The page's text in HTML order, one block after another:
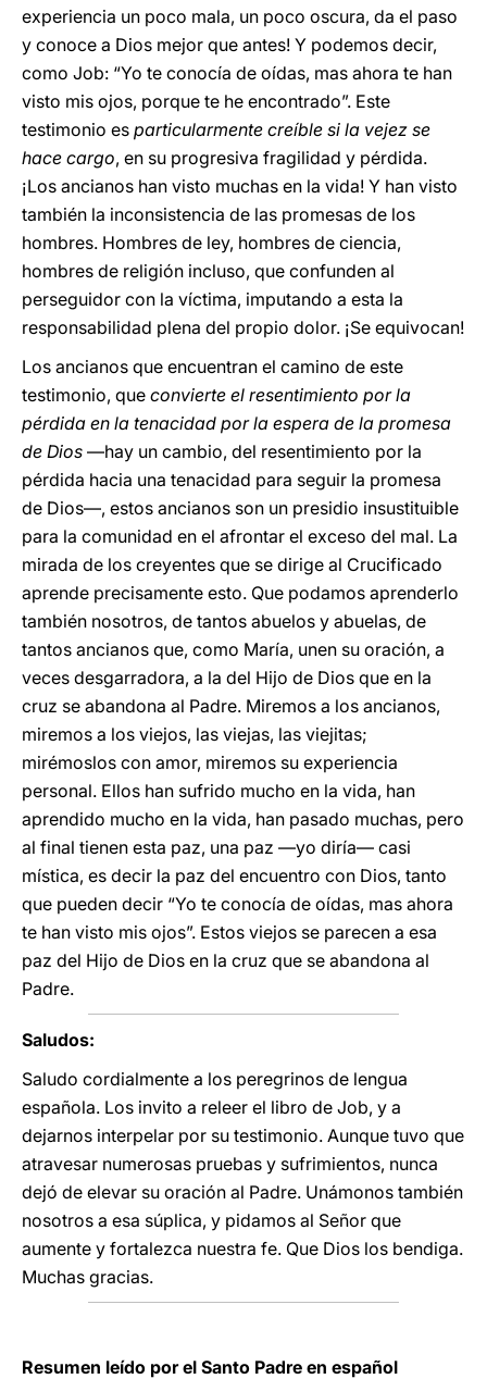
experiencia un poco mala, un poco oscura, da el paso
y conoce a Dios mejor que antes! Y podemos decir,
como Job: “Yo te conocía de oídas, mas ahora te han
visto mis ojos, porque te he encontrado”. Este
testimonio es particularmente creíble si la vejez se
hace cargo, en su progresiva fragilidad y pérdida.
¡Los ancianos han visto muchas en la vida! Y han visto
también la inconsistencia de las promesas de los
hombres. Hombres de ley, hombres de ciencia,
hombres de religión incluso, que confunden al
perseguidor con la víctima, imputando a esta la
responsabilidad plena del propio dolor. ¡Se equivocan!
Los ancianos que encuentran el camino de este
testimonio, que convierte el resentimiento por la
pérdida en la tenacidad por la espera de la promesa
de Dios —hay un cambio, del resentimiento por la
pérdida hacia una tenacidad para seguir la promesa
de Dios—, estos ancianos son un presidio insustituible
para la comunidad en el afrontar el exceso del mal. La
mirada de los creyentes que se dirige al Crucificado
aprende precisamente esto. Que podamos aprenderlo
también nosotros, de tantos abuelos y abuelas, de
tantos ancianos que, como María, unen su oración, a
veces desgarradora, a la del Hijo de Dios que en la
cruz se abandona al Padre. Miremos a los ancianos,
miremos a los viejos, las viejas, las viejitas;
mirémoslos con amor, miremos su experiencia
personal. Ellos han sufrido mucho en la vida, han
aprendido mucho en la vida, han pasado muchas, pero
al final tienen esta paz, una paz —yo diría— casi
mística, es decir la paz del encuentro con Dios, tanto
que pueden decir “Yo te conocía de oídas, mas ahora
te han visto mis ojos”. Estos viejos se parecen a esa
paz del Hijo de Dios en la cruz que se abandona al
Padre.
Saludos:
Saludo cordialmente a los peregrinos de lengua
española. Los invito a releer el libro de Job, y a
dejarnos interpelar por su testimonio. Aunque tuvo que
atravesar numerosas pruebas y sufrimientos, nunca
dejó de elevar su oración al Padre. Unámonos también
nosotros a esa súplica, y pidamos al Señor que
aumente y fortalezca nuestra fe. Que Dios los bendiga.
Muchas gracias.
Resumen leído por el Santo Padre en español